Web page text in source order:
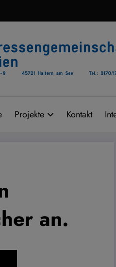
Projekte Kontakt
an.